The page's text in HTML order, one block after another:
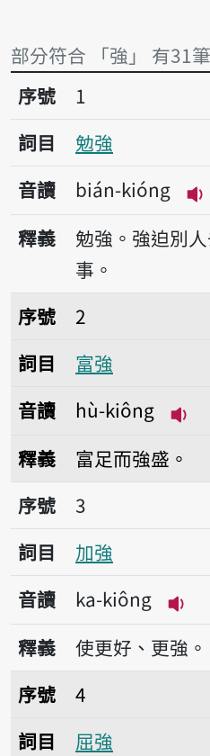
部分符合 「強」 有31筆
序號1勉強
序號
1
詞目
勉強
音讀
bián-kióng
釋義
勉強。強迫別
事。
序號2富強
序號
2
詞目
富強
音讀
hù-kiông
釋義
富足而強盛。
序號3加強
序號
3
詞目
加強
音讀
ka-kiông
播
釋義
使更好、更強。
序號4屈強
序號
4
詞目
屈強